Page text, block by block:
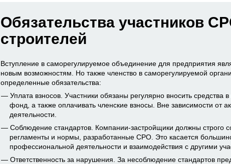
Обязательства участников
строителей
Вступление в саморегулируемое объединение для предприятия
новым возможностям. Но также членство в саморегулируемой
определенные обязательства:
Уплата взносов. Участники обязаны регулярно вносить средства
фонд, а также оплачивать членские взносы. Вне зависимости от
деятельности.
Соблюдение стандартов. Компании-застройщики должны строго
регламенты и нормы, разработанные СРО. Это касается
профессиональной деятельности и взаимодействия с другими
Ответственность за нарушения. За несоблюдение стандартов